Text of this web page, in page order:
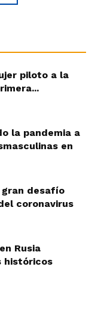
piloto a la
la pandemia a
en
gran desafío
coronavirus
Rusia
históricos